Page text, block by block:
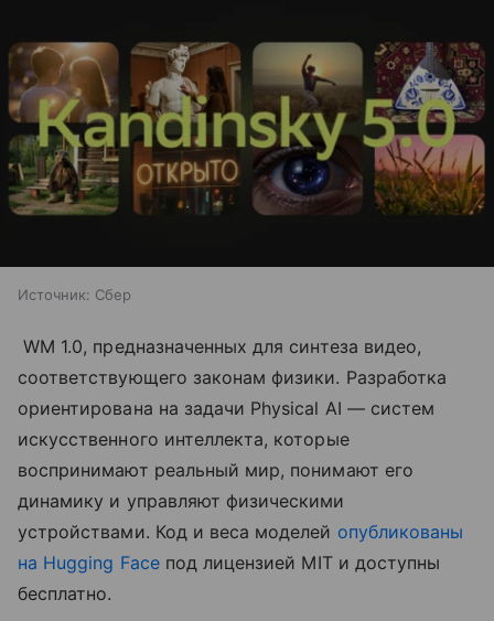
Источник: Сбер
WM 1.0, предназначенных для синтеза видео,
соответствующего законам физики. Разработка
ориентирована на задачи Physical AI — систем
искусственного интеллекта, которые
воспринимают реальный мир, понимают его
динамику и управляют физическими
устройствами. Код и веса моделей опубликованы
на Hugging Faceпод лицензией MIT и доступны
бесплатно.